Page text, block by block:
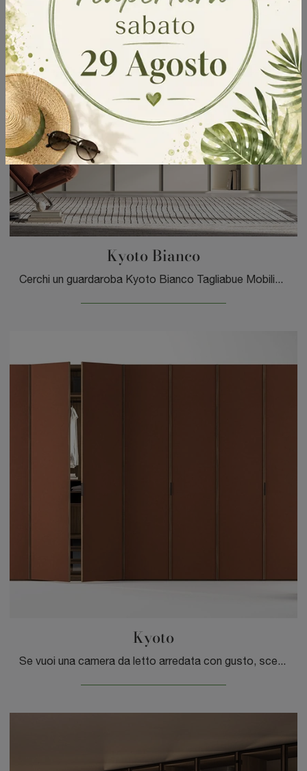
Kyoto Bianco
Cerchi un guardaroba Kyoto Bianco Tagliabue Mobili? Clicca subito! Gli armadi a muro con ante battenti ti attendono.
Kyoto
Se vuoi una camera da letto arredata con gusto, scegli l'armadio Kyoto con ante battenti di Tagliabue Mobili!